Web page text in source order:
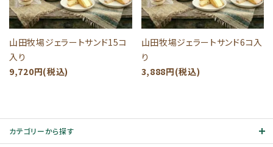
山田牧場ジェラートサンド15コ
入り
9,720円(税込)
山田牧場ジェラートサンド6コ入
り
3,888円(税込)
カテゴリーから探す